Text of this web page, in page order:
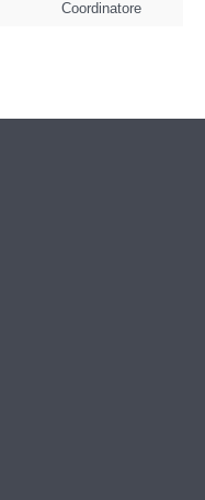
Coordinatore